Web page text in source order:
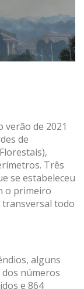
de 2021
de
Três
se estabeleceu
o primeiro
todo
alguns
números
e 864